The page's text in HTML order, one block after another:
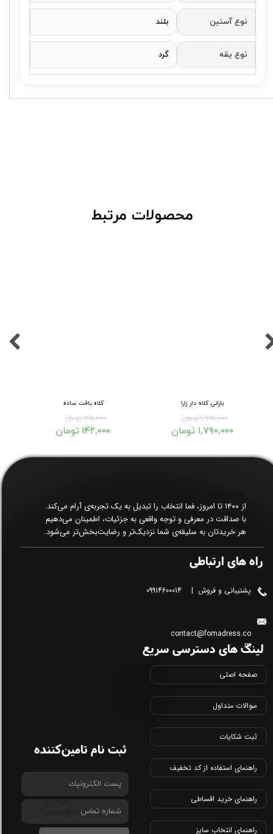
نوع آستین بلند
نوع یقه گرد
کلاه بافت ساده
۱۴۵,۰۰۰ تومان
۱۴۲,۰۰۰ تومان
بارانی کلاه دار زارا
۱,۹۹۵,۰۰۰ تومان
۱,۷۹۰,۰۰۰ تومان
​محصولات مرتبط
راه های ارتباطی
پشتیبانی و فروش | 09914600014
contact@fomadress.co
m
لینک های دسترسی سریع
صفحه اصلی
سوالات متداول
ثبت شکایات
راهنمای استفاده از کد تخفیف
راهنمای خرید اقساطی
راهنمای انتخاب سایز
از ۱۴۰۰ تا امروز، فما انتخاب را تبدیل به یک تجربه‌ی آرام می‌کند.
با صداقت در معرفی و توجه واقعی به جزئیات، اطمینان می‌دهیم
هر خریدتان به سلیقه‌ی شما نزدیک‌تر و رضایت‌بخش‌تر می‌شود.
ثبت نام تامین‌کننده